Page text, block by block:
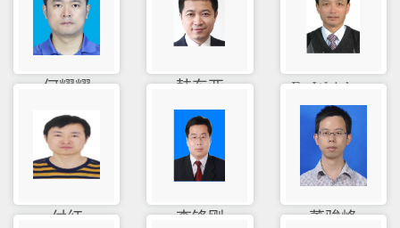
何耀耀 韩东亚 Fu Weizho...
付红 李锋刚 董骏峰